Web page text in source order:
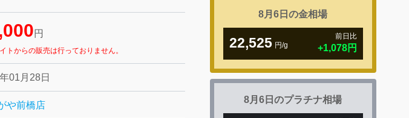
円
トからの販売は行っておりません。
01月28日
や前橋店
8月6日の金相場
22,525 円/g
前日比
+1,078円
8月6日のプラチナ相場